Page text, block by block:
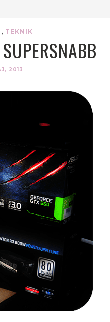
, TEKNIK
2013